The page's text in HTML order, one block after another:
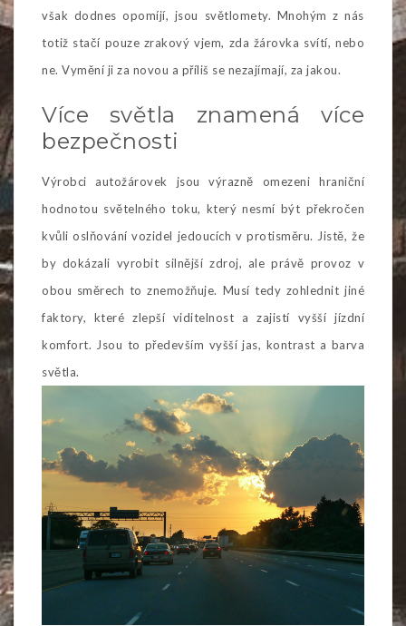
však dodnes opomíjí, jsou světlomety. Mnohým z nás
totiž stačí pouze zrakový vjem, zda žárovka svítí, nebo
ne. Vymění ji za novou a příliš se nezajímají, za jakou.
Více světla znamená více
bezpečnosti
Výrobci autožárovek jsou výrazně omezeni hraniční
hodnotou světelného toku, který nesmí být překročen
kvůli oslňování vozidel jedoucích v protisměru. Jistě, že
by dokázali vyrobit silnější zdroj, ale právě provoz v
obou směrech to znemožňuje. Musí tedy zohlednit jiné
faktory, které zlepší viditelnost a zajistí vyšší jízdní
komfort. Jsou to především vyšší jas, kontrast a barva
světla.